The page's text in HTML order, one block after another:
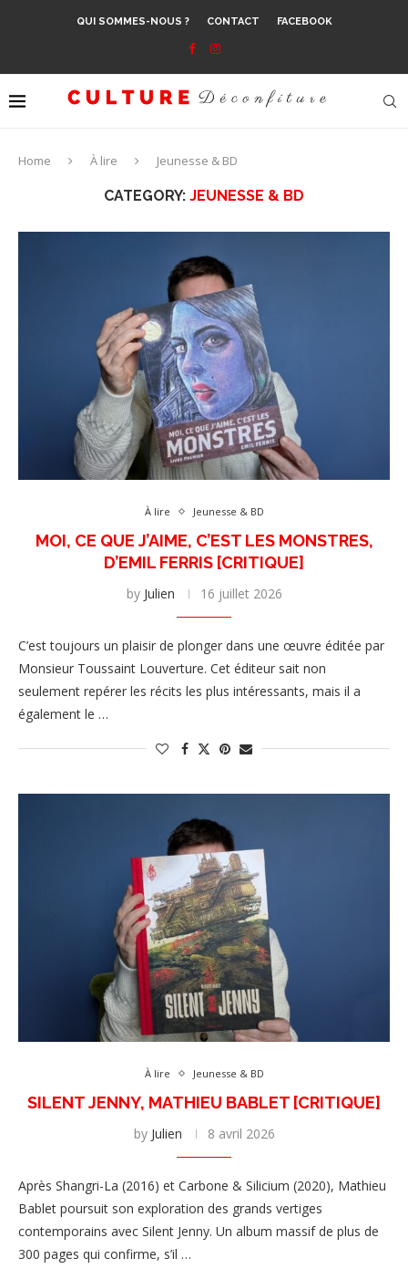
QUI SOMMES-NOUS ? CONTACT FACEBOOK
Home À lire Jeunesse & BD
CATEGORY: JEUNESSE & BD
À lire Jeunesse & BD
MOI, CE QUE J’AIME, C’EST LES MONSTRES,
D’EMIL FERRIS [CRITIQUE]
by Julien 16 juillet 2026
C’est toujours un plaisir de plonger dans une œuvre éditée par
Monsieur Toussaint Louverture. Cet éditeur sait non
seulement repérer les récits les plus intéressants, mais il a
également le …
À lire Jeunesse & BD
SILENT JENNY, MATHIEU BABLET [CRITIQUE]
by Julien 8 avril 2026
Après Shangri-La (2016) et Carbone & Silicium (2020), Mathieu
Bablet poursuit son exploration des grands vertiges
contemporains avec Silent Jenny. Un album massif de plus de
300 pages qui confirme, s’il …